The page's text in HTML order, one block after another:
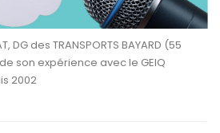
DG des TRANSPORTS BAYARD (55
son expérience avec le GEIQ
2002